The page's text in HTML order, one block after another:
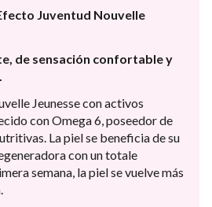
Juventud Nouvelle
de sensación confortable y
Jeunesse con activos
con Omega 6, poseedor de
La piel se beneficia de su
con un totale
semana, la piel se vuelve más